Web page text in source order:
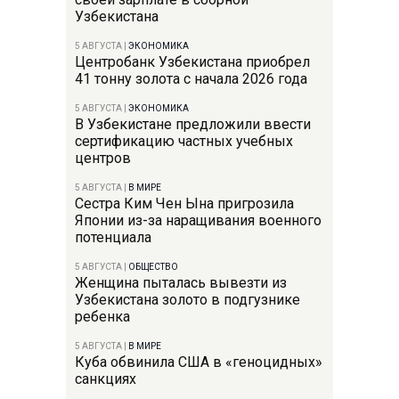
Узбекистана
5 АВГУСТА ЭКОНОМИКА
Центробанк Узбекистана приобрел
41 тонну золота с начала 2026 года
5 АВГУСТА ЭКОНОМИКА
В Узбекистане предложили ввести
сертификацию частных учебных
центров
5 АВГУСТА В МИРЕ
Сестра Ким Чен Ына пригрозила
Японии из-за наращивания военного
потенциала
5 АВГУСТА ОБЩЕСТВО
Женщина пыталась вывезти из
Узбекистана золото в подгузнике
ребенка
5 АВГУСТА В МИРЕ
Куба обвинила США в «геноцидных»
санкциях